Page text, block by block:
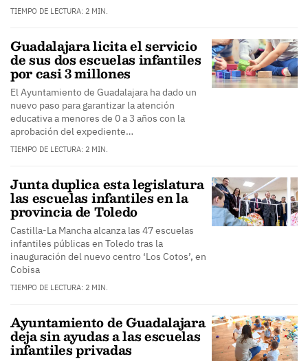
TIEMPO DE LECTURA: 2 MIN.
Guadalajara licita el servicio
de sus dos escuelas infantiles
por casi 3 millones
El Ayuntamiento de Guadalajara ha dado un
nuevo paso para garantizar la atención
educativa a menores de 0 a 3 años con la
aprobación del expediente…
TIEMPO DE LECTURA: 2 MIN.
Junta duplica esta legislatura
las escuelas infantiles en la
provincia de Toledo
Castilla-La Mancha alcanza las 47 escuelas
infantiles públicas en Toledo tras la
inauguración del nuevo centro ‘Los Cotos’, en
Cobisa
TIEMPO DE LECTURA: 2 MIN.
Ayuntamiento de Guadalajara
deja sin ayudas a las escuelas
infantiles privadas